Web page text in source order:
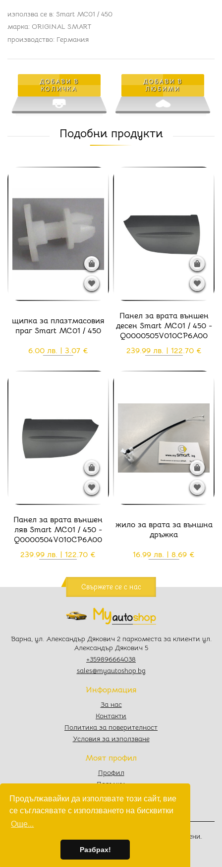
Продължавайки да използвате този сайт, вие
се съгласявате с използването на бисквитки
Още...
Разбрах!
използва се в: Smart MC01 / 450
марка: ORIGINAL SMART
производство: Германия
ДОБАВИ В
КОЛИЧКА
ДОБАВИ В
ЛЮБИМИ
Подобни продукти
щипка за плазтмасовия
праг Smart MC01 / 450
6.00 лв. | 3.07 €
Панел за врата външен
десен Smart MC01 / 450 -
Q0000505V010CP6A00
239.99 лв. | 122.70 €
Панел за врата външен
ляв Smart MC01 / 450 -
Q0000504V010CP6A00
239.99 лв. | 122.70 €
жило за врата за външна
дръжка
16.99 лв. | 8.69 €
Свържете се с нас
Варна, ул. Александър Дякович 2 паркоместа за клиенти ул.
Александър Дякович 5
+359896664038
sales@myautoshop.bg
Информация
За нас
Контакти
Политика за поверителност
Условия за използване
Моят профил
Профил
Поръчки
Любими
. Всички права запазени.